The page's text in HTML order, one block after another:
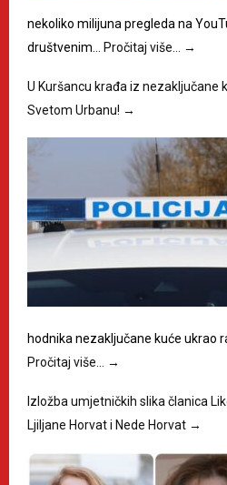
nekoliko milijuna pregleda na
društvenim…
Pročitaj više… →
U Kuršancu krađa iz nezaključane
Svetom Urbanu! →
hodnika nezaključane kuće ukrao
Pročitaj više…
→
Izložba umjetničkih slika članica
Ljiljane Horvat i Nede Horvat →